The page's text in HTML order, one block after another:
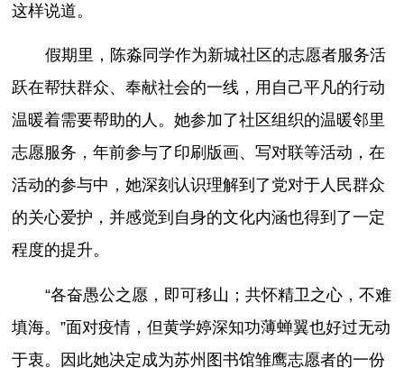
这样说道。
假期里，陈淼同学作为新城社区的志愿者服务活
跃在帮扶群众、奉献社会的一线，用自己平凡的行动
温暖着需要帮助的人。她参加了社区组织的温暖邻里
志愿服务，年前参与了印刷版画、写对联等活动，在
活动的参与中，她深刻认识理解到了党对于人民群众
的关心爱护，并感觉到自身的文化内涵也得到了一定
程度的提升。
“各奋愚公之愿，即可移山；共怀精卫之心，不难
填海。”面对疫情，但黄学婷深知功薄蝉翼也好过无动
于衷。因此她决定成为苏州图书馆雏鹰志愿者的一份